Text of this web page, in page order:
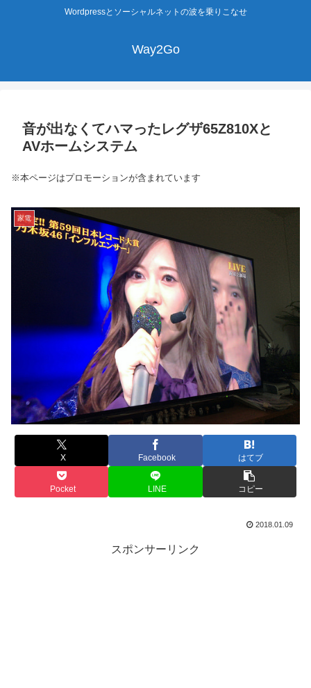
Wordpressとソーシャルネットの波を乗りこなせ
Way2Go
音が出なくてハマったレグザ65Z810Xと
AVホームシステム
※本ページはプロモーションが含まれています
家電
X Facebook はてブ
Pocket LINE コピー
2018.01.09
スポンサーリンク